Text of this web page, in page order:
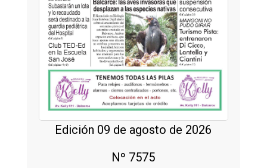
Edición 09 de agosto de 2026
Nº 7575